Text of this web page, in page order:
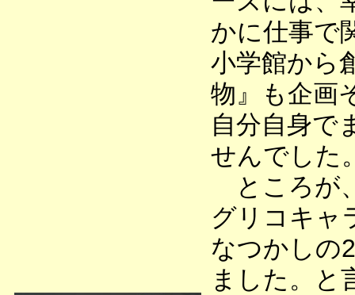
かに仕事で
小学館から
物』も企画
自分自身で
せんでした
ところが
グリコキャ
なつかしの
ました。と